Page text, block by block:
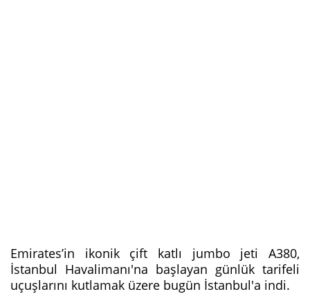
Emirates’in ikonik çift katlı jumbo jeti A380,
İstanbul Havalimanı'na başlayan günlük tarifeli
uçuşlarını kutlamak üzere bugün İstanbul'a indi.